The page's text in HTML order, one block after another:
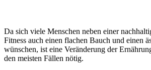
Da sich viele Menschen neben einer
Fitness auch einen flachen Bauch und einen
wünschen, ist eine Veränderung der
den meisten Fällen nötig.